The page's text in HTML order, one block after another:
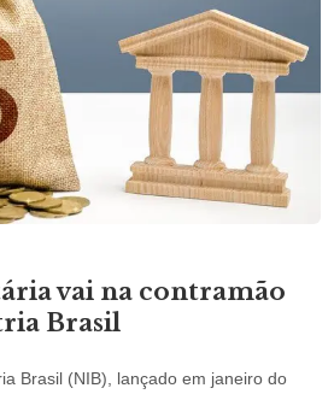
vai na contramão
Brasil
Brasil (NIB), lançado em janeiro do